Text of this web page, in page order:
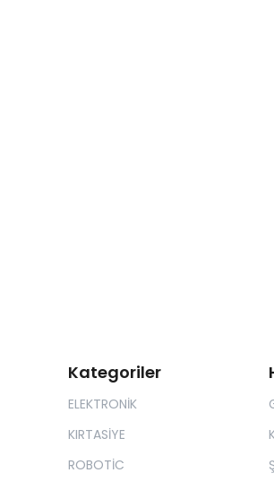
Kategoriler
ELEKTRONİK
KIRTASİYE
ROBOTİC